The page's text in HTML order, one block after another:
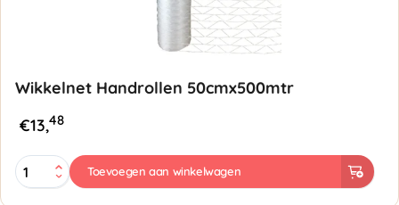
Wikkelnet Handrollen 50cmx500mtr
€13,48
Wikkelnet
Handrollen
Toevoegen aan winkelwagen